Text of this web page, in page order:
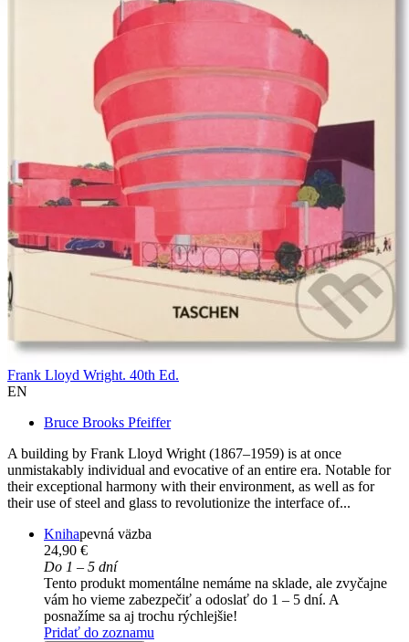
Frank Lloyd Wright. 40th Ed.
EN
Bruce Brooks Pfeiffer
A building by Frank Lloyd Wright (1867–1959) is at once
unmistakably individual and evocative of an entire era. Notable for
their exceptional harmony with their environment, as well as for
their use of steel and glass to revolutionize the interface of...
Knihapevná väzba
24,90 €
Do 1 – 5 dní
Tento produkt momentálne nemáme na sklade, ale zvyčajne
vám ho vieme zabezpečiť a odoslať do 1 – 5 dní. A
posnažíme sa aj trochu rýchlejšie!
Pridať do zoznamu